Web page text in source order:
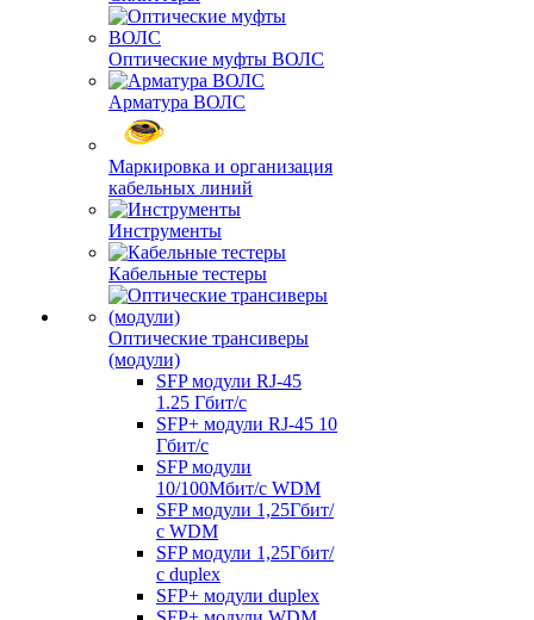
Оптические муфты ВОЛС
Арматура ВОЛС
Маркировка и организация
кабельных линий
Инструменты
Кабельные тестеры
Оптические трансиверы
(модули)
SFP модули RJ-45
1.25 Гбит/c
SFP+ модули RJ-45 10
Гбит/c
SFP модули
10/100Мбит/с WDM
SFP модули 1,25Гбит/
с WDM
SFP модули 1,25Гбит/
с duplex
SFP+ модули duplex